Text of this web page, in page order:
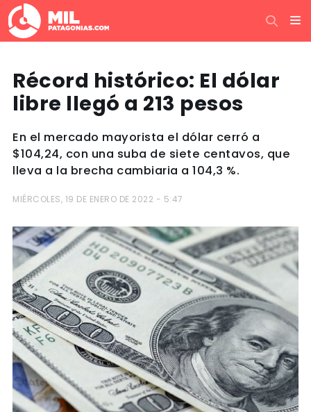
Récord histórico: El dólar
libre llegó a 213 pesos
En el mercado mayorista el dólar cerró a
$104,24, con una suba de siete centavos, que
lleva a la brecha cambiaria a 104,3 %.
MIÉRCOLES, 19 DE ENERO DE 2022 - 5:47